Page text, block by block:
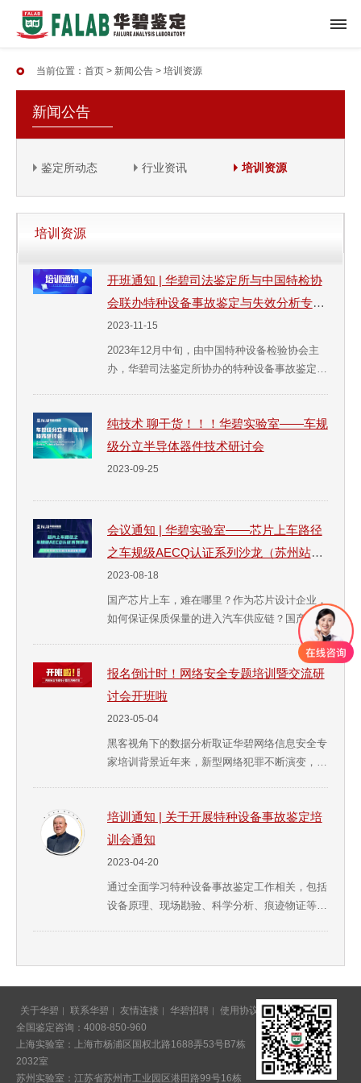
当前位置：首页 > 新闻公告 >培训资源
新闻公告
鉴定所动态 行业资讯 培训资源
培训资源
开班通知 | 华碧司法鉴定所与中国特检协
会联办特种设备事故鉴定与失效分析专项
培训班
2023-11-15
2023年12月中旬，由中国特种设备检验协会主
办，华碧司法鉴定所协办的特种设备事故鉴定与
养工作，解决特种设备领域事故鉴定和失效分析
专业人才严重不足的问题，从而全面提升特检行
纯技术 聊干货！！！华碧实验室——车规
级分立半导体器件技术研讨会
2023-09-25
会议通知 | 华碧实验室——芯片上车路径
之车规级AECQ认证系列沙龙（苏州站）
等你来
2023-08-18
国产芯片上车，难在哪里？作为芯片设计企业，
如何保证保质保量的进入汽车供应链？国产汽车
芯片在可靠性等指标上有哪些问题？有没有好的
解决办法？有没有可行的行业质量控制和判断的
标准?华碧实验室专注于车规级电子元器件测试
认证，构建了“从芯片到汽车”的全链条服务模
报名倒计时！网络安全专题培训暨交流研
讨会开班啦
2023-05-04
黑客视角下的数据分析取证华碧网络信息安全专
家培训背景近年来，新型网络犯罪不断演变，相
件封装隐蔽等情况，对此华碧发挥在电子数据领
域案件鉴定实战中积累的经验，本着拓宽网警人
培训通知 | 关于开展特种设备事故鉴定培
训会通知
2023-04-20
通过全面学习特种设备事故鉴定工作相关，包括
设备原理、现场勘验、科学分析、痕迹物证等，
培训活动旨在通过讲授相关行业知识、流程规
章、经验...
关于华碧 联系华碧 友情连接 华碧招聘 使用协议
意见反馈
全国鉴定咨询：4008-850-960
上海实验室：上海市杨浦区国权北路1688弄53号B7栋
2032室
苏州实验室：江苏省苏州市工业园区港田路99号16栋